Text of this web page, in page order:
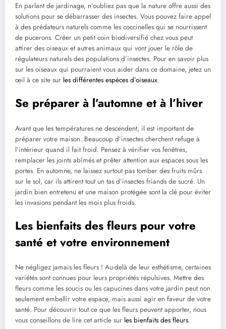
En parlant de jardinage, n’oubliez pas que la nature offre aussi des
solutions pour se débarrasser des insectes. Vous pouvez faire appel
à des prédateurs naturels comme les coccinelles qui se nourrissent
de pucerons. Créer un petit coin biodiversifié chez vous peut
attirer des oiseaux et autres animaux qui vont jouer le rôle de
régulateurs naturels des populations d’insectes. Pour en savoir plus
sur les oiseaux qui pourraient vous aider dans ce domaine, jetez un
œil à ce site sur les différentes espèces d’oiseaux.
Se préparer à l’automne et à l’hiver
Avant que les températures ne descendent, il est important de
préparer votre maison. Beaucoup d’insectes cherchent refuge à
l’intérieur quand il fait froid. Pensez à vérifier vos fenêtres,
remplacer les joints abîmés et prêter attention aux espaces sous les
portes. En automne, ne laissez surtout pas tomber des fruits mûrs
sur le sol, car ils attirent tout un tas d’insectes friands de sucré. Un
jardin bien entretenu et une maison protégée sont la clé pour éviter
les invasions pendant les mois plus froids.
Les bienfaits des fleurs pour votre
santé et votre environnement
Ne négligez jamais les fleurs ! Au-delà de leur esthétisme, certaines
variétés sont connues pour leurs propriétés répulsives. Mettre des
fleurs comme les soucis ou les capucines dans votre jardin peut non
seulement embellir votre espace, mais aussi agir en faveur de votre
santé. Pour découvrir tout ce que les fleurs peuvent apporter, nous
vous conseillons de lire cet article sur les bienfaits des fleurs.